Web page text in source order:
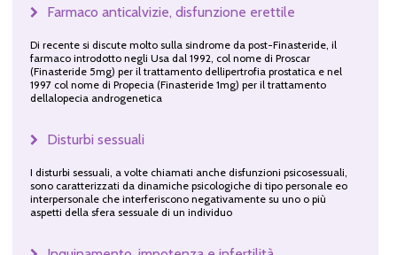
Farmaco anticalvizie, disfunzione erettile
Di recente si discute molto sulla sindrome da post-Finasteride, il
farmaco introdotto negli Usa dal 1992, col nome di Proscar
(Finasteride 5mg) per il trattamento dellipertrofia prostatica e nel
1997 col nome di Propecia (Finasteride 1mg) per il trattamento
dellalopecia androgenetica
Disturbi sessuali
I disturbi sessuali, a volte chiamati anche disfunzioni psicosessuali,
sono caratterizzati da dinamiche psicologiche di tipo personale eo
interpersonale che interferiscono negativamente su uno o più
aspetti della sfera sessuale di un individuo